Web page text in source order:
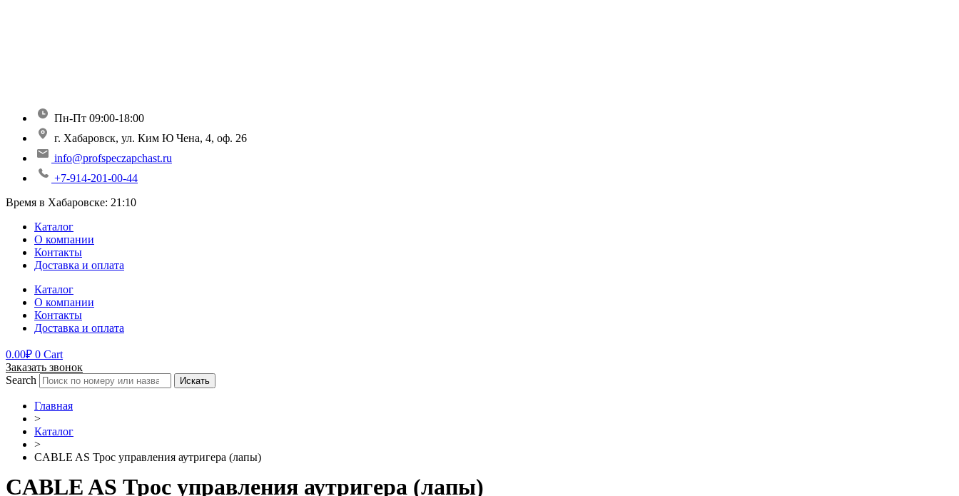
Пн-Пт 09:00-18:00
г. Хабаровск, ул. Ким Ю Чена, 4, оф. 26
info@profspeczapchast.ru
+7-914-201-00-44
Время в Хабаровске: 21:10
Каталог
О компании
Контакты
Доставка и оплата
Каталог
О компании
Контакты
Доставка и оплата
0.00₽ 0 Cart
Заказать звонок
Search
Искать
Главная
>
Каталог
>
CABLE AS Трос управления аутригера (лапы)
CABLE AS Трос управления аутригера (лапы)